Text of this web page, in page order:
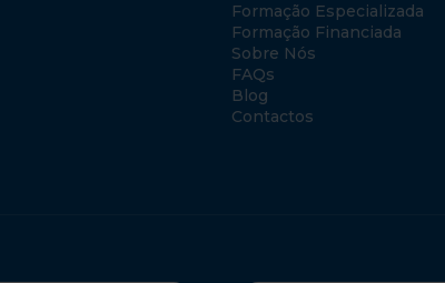
Formação Especializada
Formação Financiada
Sobre Nós
FAQs
Blog
Contactos